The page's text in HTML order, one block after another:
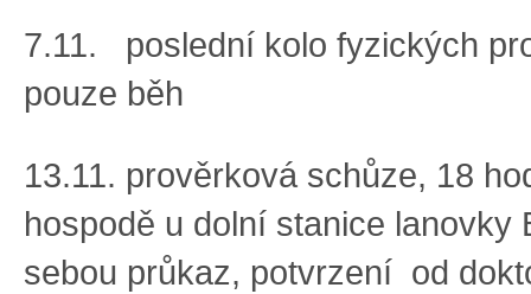
7.11. poslední kolo fyzických
pouze běh
13.11. prověrková schůze, 18
hospodě u dolní stanice lanovky
sebou průkaz, potvrzení od